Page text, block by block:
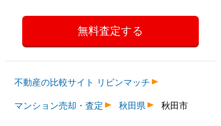
不動産の比較サイト リビンマッチ
マンション売却・査定
秋田県 秋田市